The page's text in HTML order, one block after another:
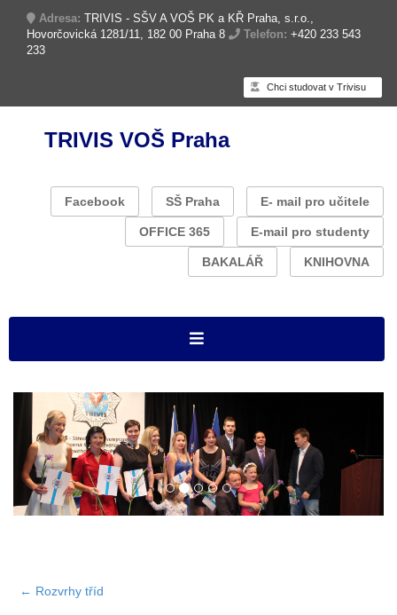
Adresa: TRIVIS - SŠV A VOŠ PK a KŘ Praha, s.r.o.,
Hovorčovická 1281/11, 182 00 Praha 8
Telefon: +420 233 543
233
Chci studovat v Trivisu
TRIVIS VOŠ Praha
Facebook SŠ Praha E- mail pro učitele
OFFICE 365 E-mail pro studenty
BAKALÁŘ KNIHOVNA
← Rozvrhy tříd